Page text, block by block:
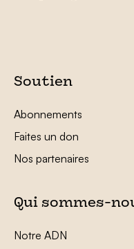
Soutien
Abonnements
Faites un don
Nos partenaires
Qui sommes-
Notre ADN